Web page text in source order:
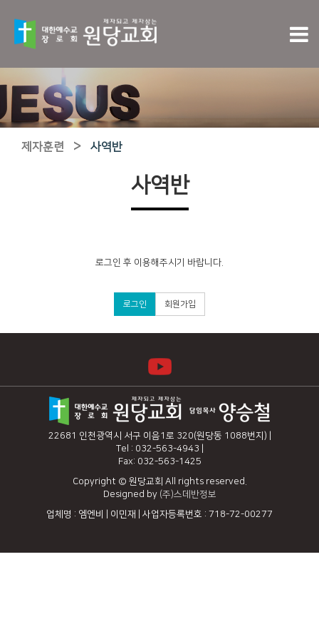
제자훈련 > 사역반
사역반
로그인 후 이용해주시기 바랍니다.
로그인 회원가입
22681 인천광역시 서구 이음1로 320(원당동 1088번지) |
Tel : 032-563-4943 |
Fax: 032-563-1425
Copyright © 원당교회 All rights reserved.
Designed by (주)스데반정보
업체명 : 엠엔비 | 이민재 | 사업자등록번호 : 718-72-00277